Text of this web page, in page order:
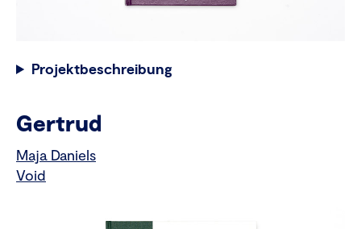
Projektbeschreibung
Gertrud
Maja Daniels
Void